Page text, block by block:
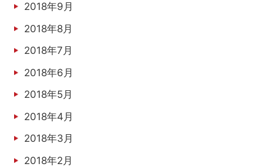
2018年9月
2018年8月
2018年7月
2018年6月
2018年5月
2018年4月
2018年3月
2018年2月